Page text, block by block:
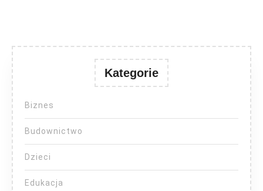
Kategorie
Biznes
Budownictwo
Dzieci
Edukacja